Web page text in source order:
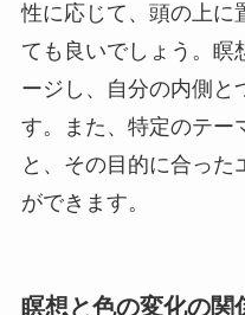
性に応じて、頭の上に
ても良いでしょう。瞑
ージし、自分の内側と
す。また、特定のテー
と、その目的に合った
ができます。
瞑想と色の変化の関